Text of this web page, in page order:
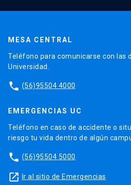
MESA CENTRAL
Teléfono para comunicarse con las
Universidad.
phone (56)95504 4000
EMERGENCIAS UC
Teléfono en caso de accidente o
riesgo tu vida dentro de algún
phone (56)95504 5000
launch Ir al sitio de Emergencias